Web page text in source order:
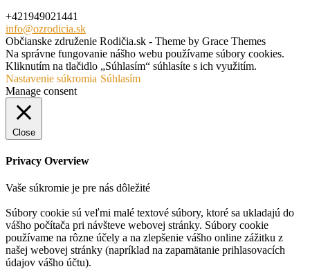
+421949021441
info@ozrodicia.sk
Občianske združenie Rodičia.sk - Theme by Grace Themes
Na správne fungovanie nášho webu používame súbory cookies.
Kliknutím na tlačidlo „Súhlasím“ súhlasíte s ich využitím.
Nastavenie súkromia Súhlasím
Manage consent
Close
Privacy Overview
Vaše súkromie je pre nás dôležité
Súbory cookie sú veľmi malé textové súbory, ktoré sa ukladajú do
vášho počítača pri návšteve webovej stránky. Súbory cookie
používame na rôzne účely a na zlepšenie vášho online zážitku z
našej webovej stránky (napríklad na zapamätanie prihlasovacích
údajov vášho účtu).